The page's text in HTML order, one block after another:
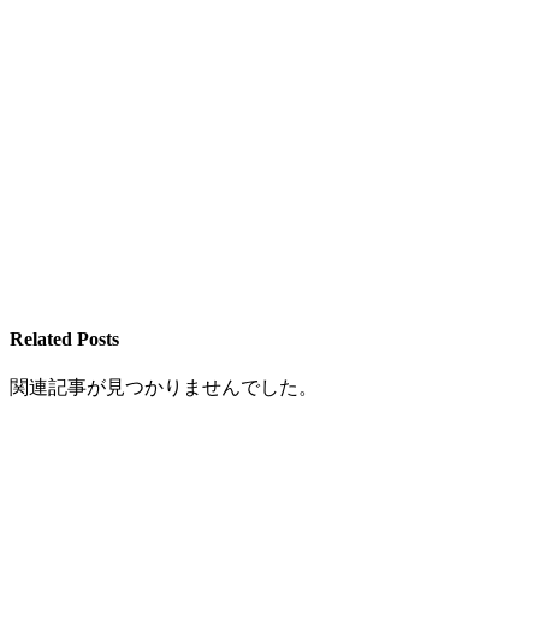
Related Posts
関連記事が見つかりませんでした。